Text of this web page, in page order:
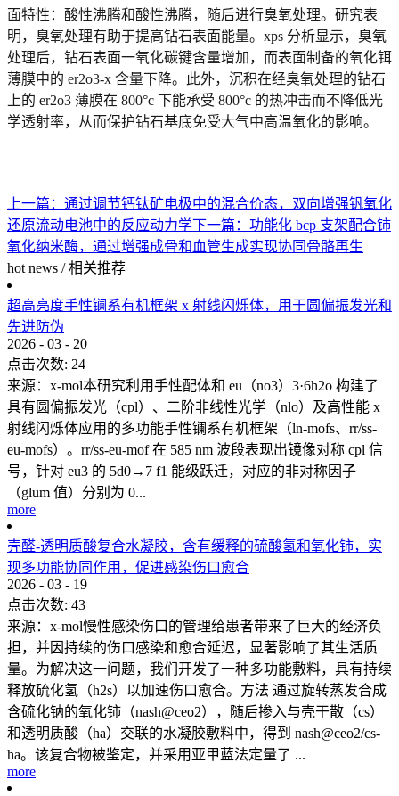
面特性：酸性沸腾和酸性沸腾，随后进行臭氧处理。研究表
明，臭氧处理有助于提高钻石表面能量。xps 分析显示，臭氧
处理后，钻石表面一氧化碳键含量增加，而表面制备的氧化铒
薄膜中的 er2o3-x 含量下降。此外，沉积在经臭氧处理的钻石
上的 er2o3 薄膜在 800°c 下能承受 800°c 的热冲击而不降低光
学透射率，从而保护钻石基底免受大气中高温氧化的影响。
上一篇： 通过调节钙钛矿电极中的混合价态，双向增强钒氧化
还原流动电池中的反应动力学下一篇： 功能化 bcp 支架配合铈
氧化纳米酶，通过增强成骨和血管生成实现协同骨骼再生
hot news / 相关推荐
超高亮度手性镧系有机框架 x 射线闪烁体，用于圆偏振发光和
先进防伪
2026 - 03 - 20
点击次数: 24
来源：x-mol本研究利用手性配体和 eu（no3）3·6h2o 构建了
具有圆偏振发光（cpl）、二阶非线性光学（nlo）及高性能 x
射线闪烁体应用的多功能手性镧系有机框架（ln-mofs、rr/ss-
eu-mofs）。rr/ss-eu-mof 在 585 nm 波段表现出镜像对称 cpl 信
号，针对 eu3 的 5d0→7 f1 能级跃迁，对应的非对称因子
（glum 值）分别为 0...
more
壳醛-透明质酸复合水凝胶，含有缓释的硫酸氢和氧化铈，实
现多功能协同作用，促进感染伤口愈合
2026 - 03 - 19
点击次数: 43
来源：x-mol慢性感染伤口的管理给患者带来了巨大的经济负
担，并因持续的伤口感染和愈合延迟，显著影响了其生活质
量。为解决这一问题，我们开发了一种多功能敷料，具有持续
释放硫化氢（h2s）以加速伤口愈合。方法 通过旋转蒸发合成
含硫化钠的氧化铈（nash@ceo2），随后掺入与壳干散（cs）
和透明质酸（ha）交联的水凝胶敷料中，得到 nash@ceo2/cs-
ha。该复合物被鉴定，并采用亚甲蓝法定量了 ...
more